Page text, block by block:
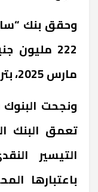
وحقق بنك
مارس 2025، بتراجع نسبته 43%.
ونجحت
تعمق البنك
التيسير
باعتبارها